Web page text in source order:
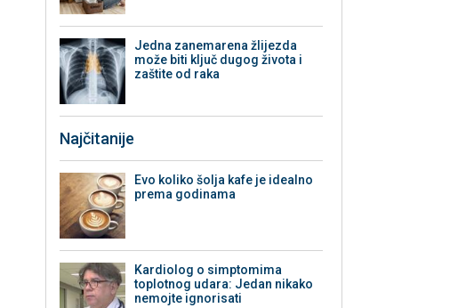
Jedna zanemarena žlijezda
može biti ključ dugog života i
zaštite od raka
Najčitanije
Evo koliko šolja kafe je idealno
prema godinama
Kardiolog o simptomima
toplotnog udara: Jedan nikako
nemojte ignorisati